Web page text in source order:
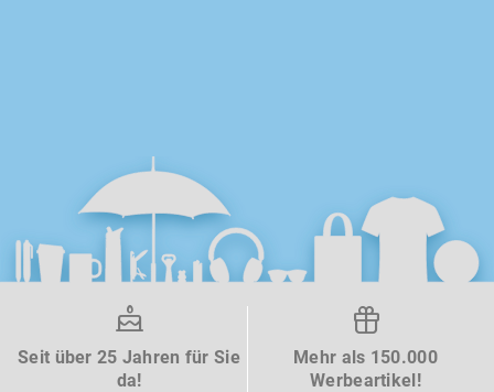
Seit über 25 Jahren für Sie
da!
Mehr als 150.000
Werbeartikel!